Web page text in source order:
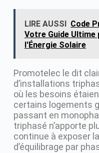
LIRE AUSSI
Code
Votre Guide Ultime
l'Énergie Solaire
Promotelec le dit
d’installations
où les besoins
certains logements
passant en
triphasé n’apporte
continue à exposer
d’équilibrage par